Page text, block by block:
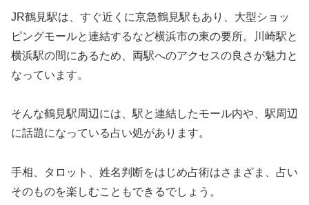
JR鶴見駅は、すぐ近くに京急鶴見駅もあり、大型ショッ
ピングモールと連結するなど横浜市の東の要所。川崎駅と
横浜駅の間にあるため、両駅へのアクセスの良さが魅力と
なっています。
そんな鶴見駅周辺には、駅と連結したモール内や、駅周辺
に話題になっている占い処があります。
手相、タロット、姓名判断をはじめ占術はさまざま、占い
そのものを楽しむこともできるでしょう。